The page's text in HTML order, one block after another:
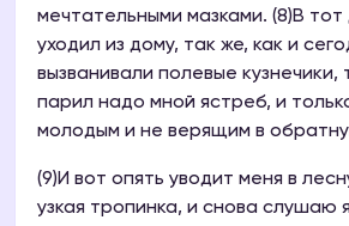
мечтательными мазками. (8)В тот
уходил из дому, так же, как и
вызванивали полевые кузнечики,
парил надо мной ястреб, и
молодым и не верящим в
(9)И вот опять уводит меня в
узкая тропинка, и снова слушаю